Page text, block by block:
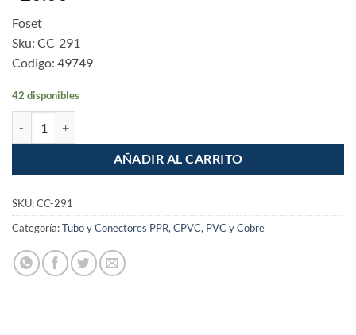
Foset
Sku: CC-291
Codigo: 49749
42 disponibles
AÑADIR AL CARRITO
SKU:CC-291
Categoría:Tubo y Conectores PPR, CPVC, PVC y Cobre